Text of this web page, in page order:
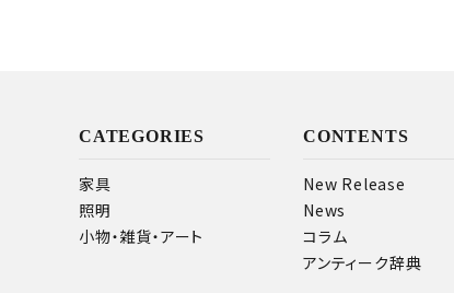
CATEGORIES
家具
照明
小物・雑貨・アート
CONTENTS
New Release
News
コラム
アンティーク辞典